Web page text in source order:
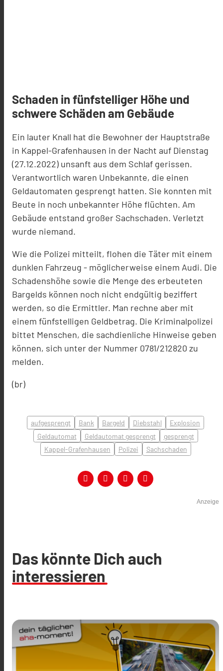
Schaden in fünfstelliger Höhe und
schwere Schäden am Gebäude
Ein lauter Knall hat die Bewohner der Hauptstraße
in Kappel-Grafenhausen in der Nacht auf Dienstag
(27.12.2022) unsanft aus dem Schlaf gerissen.
Verantwortlich waren Unbekannte, die einen
Geldautomaten gesprengt hatten. Sie konnten mit
Beute in noch unbekannter Höhe flüchten. Am
Gebäude entstand großer Sachschaden. Verletzt
wurde niemand.
Wie die Polizei mitteilt, flohen die Täter mit einem
dunklen Fahrzeug - möglicherweise einem Audi. Die
Schadenshöhe sowie die Menge des erbeuteten
Bargelds können noch nicht endgültig beziffert
werden, so die Ermittler. Man rechne aber mit
einem fünfstelligen Geldbetrag. Die Kriminalpolizei
bittet Menschen, die sachdienliche Hinweise geben
können, sich unter der Nummer 0781/212820 zu
melden.
(br)
aufgesprengt Bank Bargeld Diebstahl
Explosion
Geldautomat
Geldautomat gesprengt
gesprengt
Kappel-Grafenhausen
Polizei Sachschaden
Anzeige
Das könnte Dich auch
interessieren